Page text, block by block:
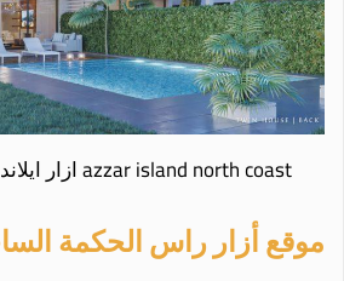
azzar island north coast ازار ايلاند الساحل الشمالى
موقع أزار راس الحكمة